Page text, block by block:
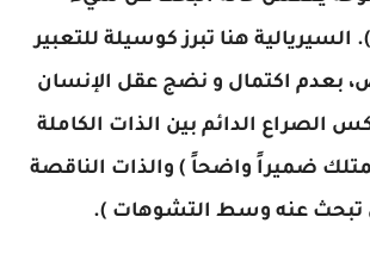
هنا تبرز كوسيلة للتعبير
بعدم اكتمال و نضج عقل الإنسان
الصراع الدائم بين الذات الكاملة
تمتلك ضميراً واضحاً ) والذات الناقصة
تبحث عنه وسط التشوهات ).